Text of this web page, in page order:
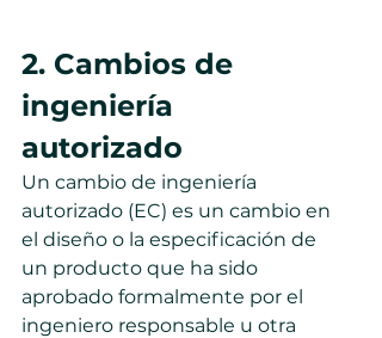
2. Cambios de
ingeniería
autorizado
Un cambio de ingeniería
autorizado (EC) es un cambio en
el diseño o la especificación de
un producto que ha sido
aprobado formalmente por el
ingeniero responsable u otra